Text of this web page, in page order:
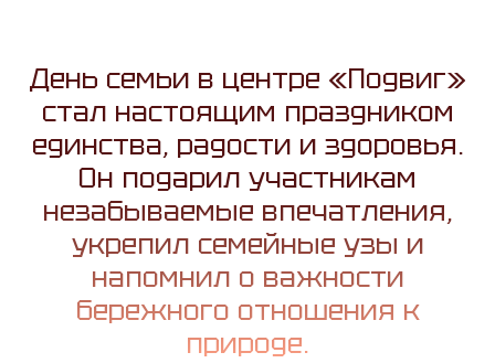
День семьи в центре «Подвиг»
стал настоящим праздником
единства, радости и здоровья.
Он подарил участникам
незабываемые впечатления,
укрепил семейные узы и
напомнил о важности
бережного отношения к
природе.